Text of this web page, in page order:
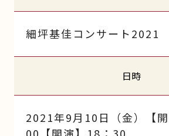
細坪基佳コンサート2021
日時
2021年9月10日（金）【開